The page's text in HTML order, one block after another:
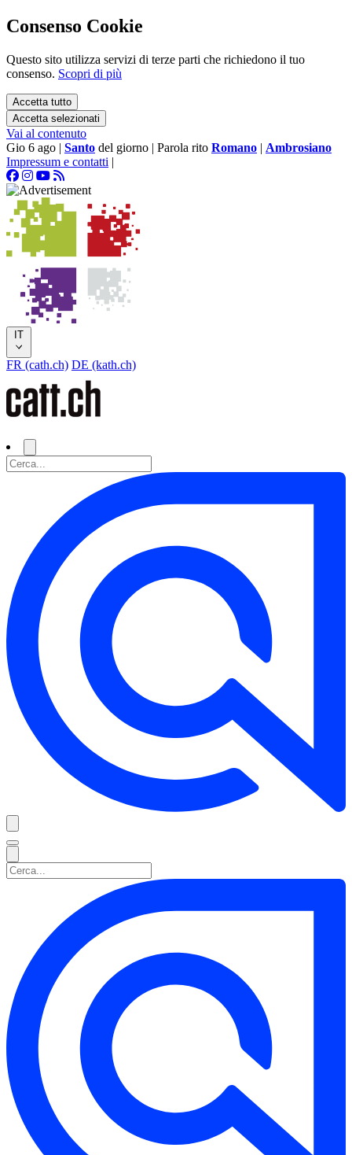
Consenso Cookie
Questo sito utilizza servizi di terze parti che richiedono il tuo
consenso. Scopri di più
Accetta tutto
Accetta selezionati
Vai al contenuto
Gio 6 ago | Santo del giorno | Parola rito Romano | Ambrosiano
Impressum e contatti |
IT
FR (cath.ch) DE (kath.ch)